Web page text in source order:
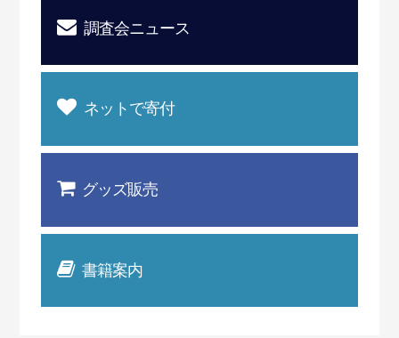
調査会ニュース
ネットで寄付
グッズ販売
書籍案内